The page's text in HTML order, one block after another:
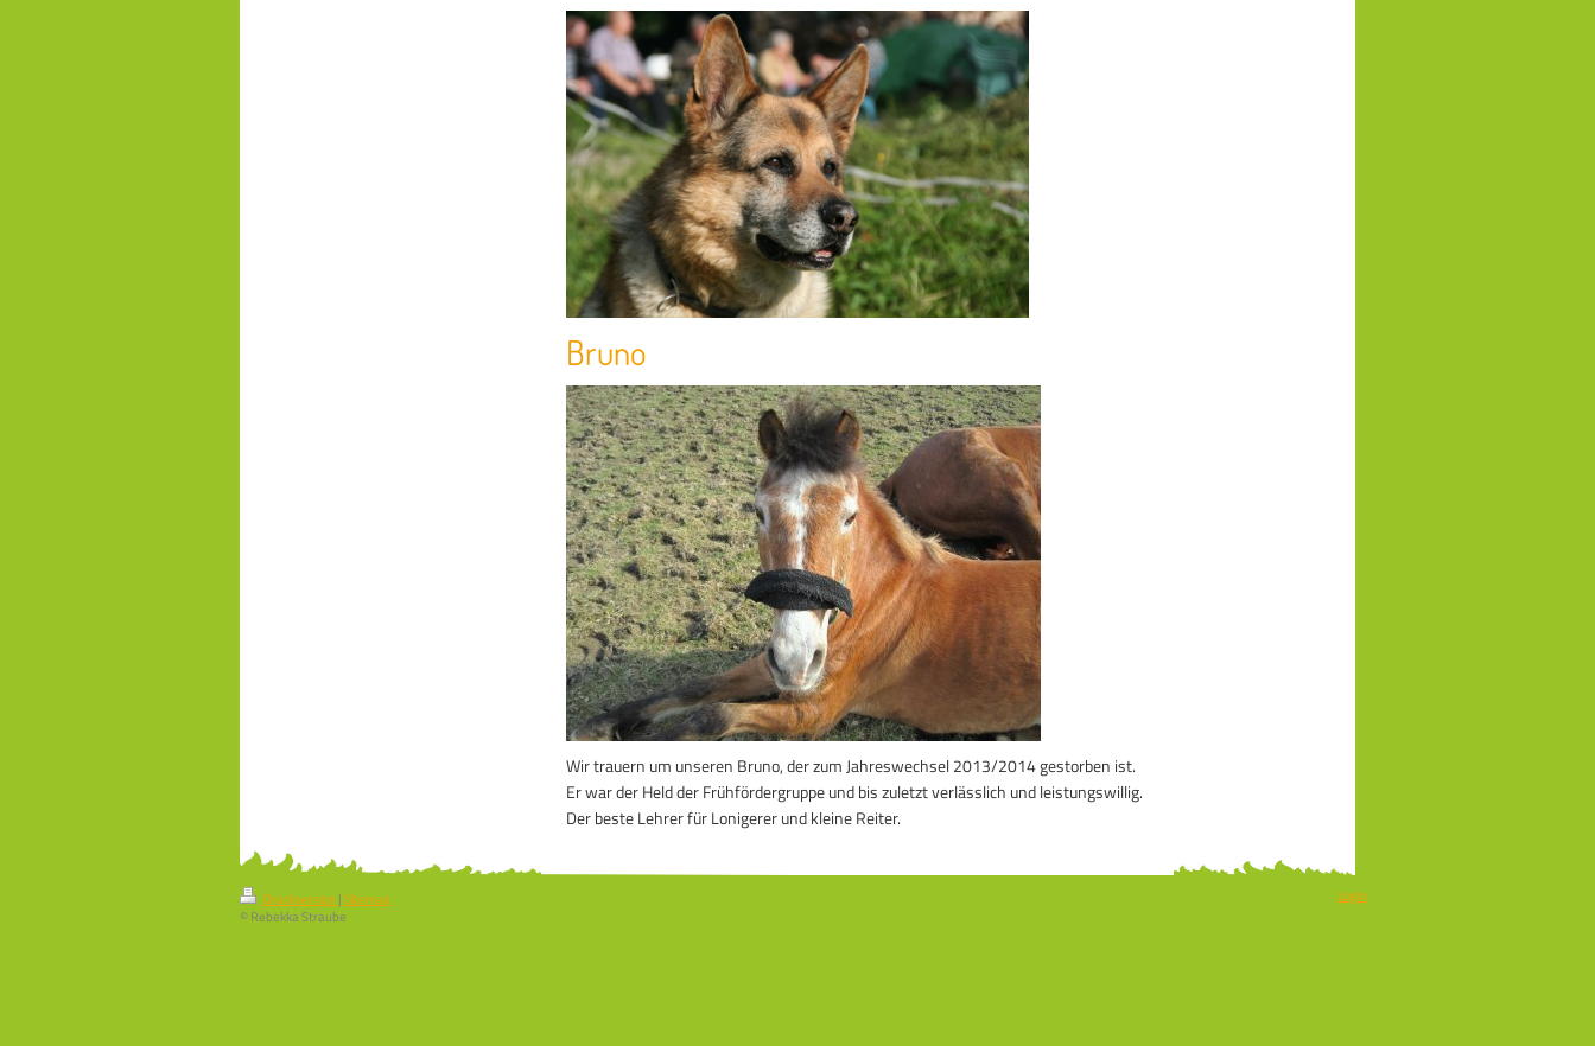
Bruno
Wir trauern um unseren Bruno, der zum Jahreswechsel 2013/2014 gestorben ist.
Er war der Held der Frühfördergruppe und bis zuletzt verlässlich und leistungswillig.
Der beste Lehrer für Lonigerer und kleine Reiter.
Druckversion |Sitemap
© Rebekka Straube
Login